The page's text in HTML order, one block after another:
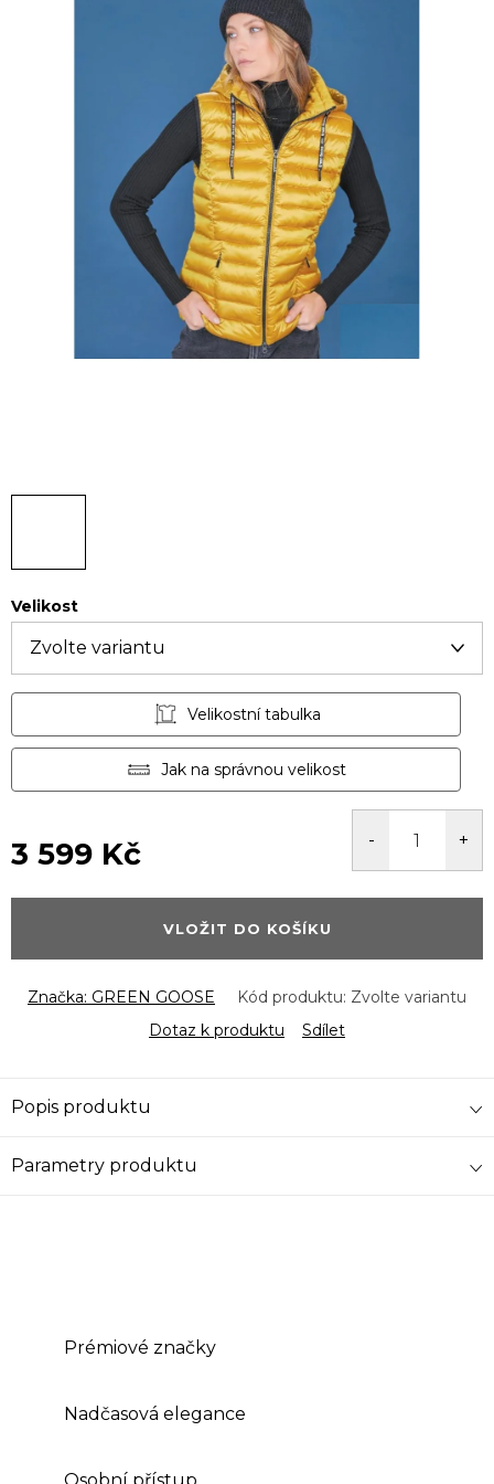
Velikost
Velikostní tabulka
Jak na správnou velikost
3 599 Kč
cena:
VLOŽIT DO KOŠÍKU
Značka: GREEN GOOSE Kód produktu: Zvolte variantu
Dotaz k produktu
Sdílet
Popis produktu
Parametry produktu
Prémiové značky
Nadčasová elegance